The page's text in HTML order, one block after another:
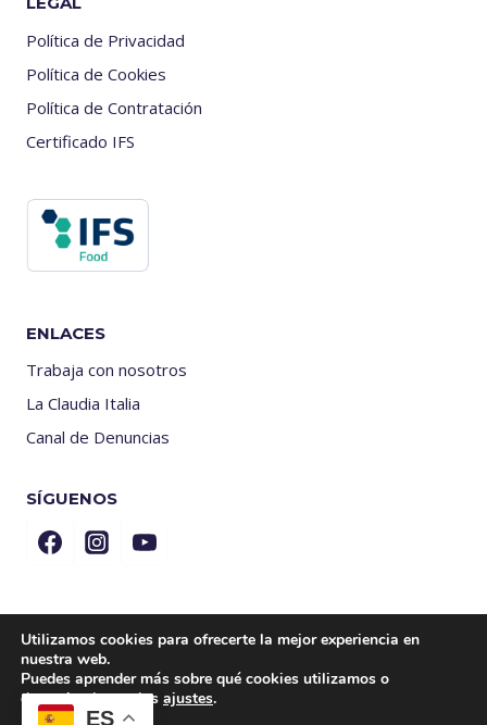
Política de Privacidad
Política de Cookies
Política de Contratación
Certificado IFS
ENLACES
Trabaja con nosotros
La Claudia Italia
Canal de Denuncias
SÍGUENOS
© 2026 Kr Drinks - La Claudia Italia, S.L.C. Nicolás Copérnico, 10 P.I. El
Brosquil – 46780 Oliva (Valencia - España )
ES
Utilizamos cookies para ofrecerte la mejor experiencia en
nuestra web.
Puedes aprender más sobre qué cookies utilizamos o
desactivarlas en los ajustes.